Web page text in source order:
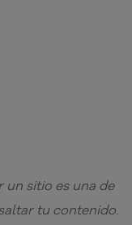
un sitio es una de
tu contenido.